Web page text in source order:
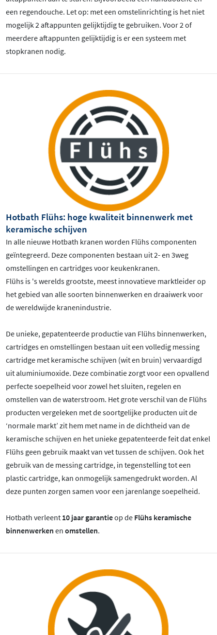
een regendouche. Let op: met een omstelinrichting is het niet
mogelijk 2 aftappunten gelijktijdig te gebruiken. Voor 2 of
meerdere aftappunten gelijktijdig is er een systeem met
stopkranen nodig.
Hotbath Flühs: hoge kwaliteit binnenwerk met
keramische schijven
In alle nieuwe Hotbath kranen worden Flühs componenten
geïntegreerd. Deze componenten bestaan uit 2- en 3weg
omstellingen en cartridges voor keukenkranen.
Flühs is 's werelds grootste, meest innovatieve marktleider op
het gebied van alle soorten binnenwerken en draaiwerk voor
de wereldwijde kranenindustrie.
De unieke, gepatenteerde productie van Flühs binnenwerken,
cartridges en omstellingen bestaan uit een volledig messing
cartridge met keramische schijven (wit en bruin) vervaardigd
uit aluminiumoxide. Deze combinatie zorgt voor een opvallend
perfecte soepelheid voor zowel het sluiten, regelen en
omstellen van de waterstroom. Het grote verschil van de Flühs
producten vergeleken met de soortgelijke producten uit de
‘normale markt’ zit hem met name in de dichtheid van de
keramische schijven en het unieke gepatenteerde feit dat enkel
Flühs geen gebruik maakt van vet tussen de schijven. Ook het
gebruik van de messing cartridge, in tegenstelling tot een
plastic cartridge, kan onmogelijk samengedrukt worden. Al
deze punten zorgen samen voor een jarenlange soepelheid.
Hotbath verleent 10 jaar garantieop de Flühs keramische
binnenwerken en omstellen.